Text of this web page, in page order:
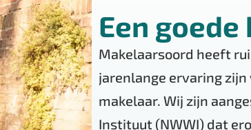
Een goede
Makelaarsoord heeft
jarenlange ervaring
makelaar. Wij zijn
Instituut (NWWI) dat